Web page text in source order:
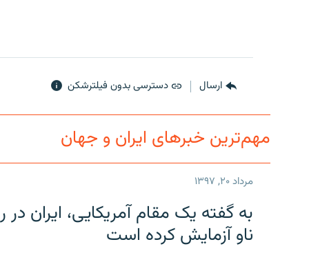
ارسال دسترسی بدون فیلترشکن
مهم‌ترین خبرهای ایران و جهان
مرداد ۲۰, ۱۳۹۷
به گفته یک مقام آمریکایی،
ناو آزمایش کرده است